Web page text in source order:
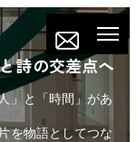
詩の交差点へ
」と「時間」があ
を物語としてつな